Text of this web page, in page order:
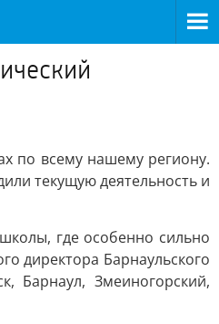
по всему нашему региону.
текущую деятельность и
где особенно сильно
директора Барнаульского
Барнаул, Змеиногорский,